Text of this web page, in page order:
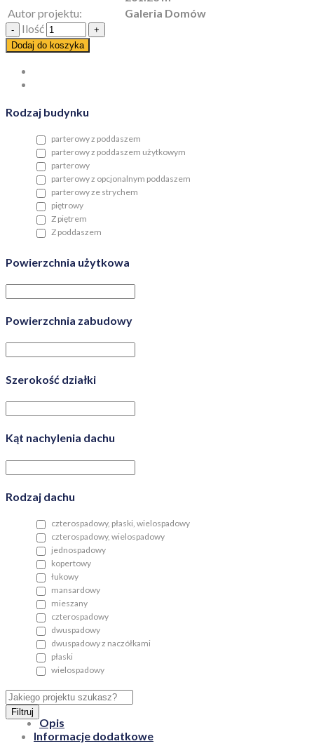
Autor projektu:
Galeria Domów
Ilość
Dodaj do koszyka
Rodzaj budynku
parterowy z poddaszem
parterowy z poddaszem użytkowym
parterowy
parterowy z opcjonalnym poddaszem
parterowy ze strychem
piętrowy
Z piętrem
Z poddaszem
Powierzchnia użytkowa
Powierzchnia zabudowy
Szerokość działki
Kąt nachylenia dachu
Rodzaj dachu
czterospadowy, płaski, wielospadowy
czterospadowy, wielospadowy
jednospadowy
kopertowy
łukowy
mansardowy
mieszany
czterospadowy
dwuspadowy
dwuspadowy z naczółkami
płaski
wielospadowy
Filtruj
Opis
Informacje dodatkowe